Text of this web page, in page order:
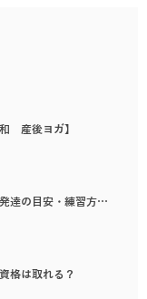
産後ヨガ】
達の目安・練習方…
格は取れる？